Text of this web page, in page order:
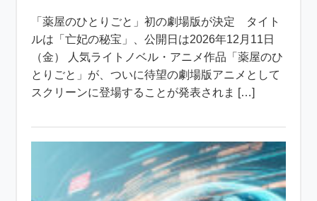
「薬屋のひとりごと」初の劇場版が決定 タイト
ルは「亡妃の秘宝」、公開日は2026年12月11日
（金） 人気ライトノベル・アニメ作品「薬屋のひ
とりごと」が、ついに待望の劇場版アニメとして
スクリーンに登場することが発表されま […]